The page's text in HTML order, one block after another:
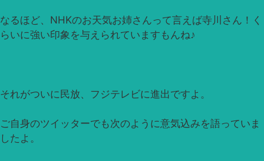
なるほど、NHKのお天気お姉さんって言えば寺川さん！く
らいに強い印象を与えられていますもんね♪
それがついに民放、フジテレビに進出ですよ。
ご自身のツイッターでも次のように意気込みを語っていま
したよ。